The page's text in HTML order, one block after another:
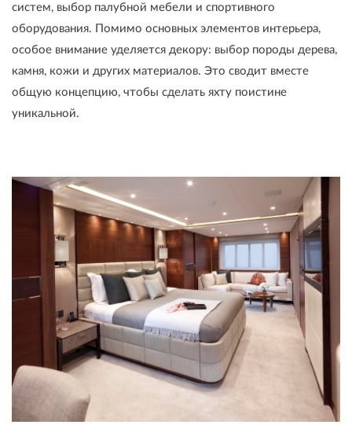
систем, выбор палубной мебели и спортивного
оборудования. Помимо основных элементов интерьера,
особое внимание уделяется декору: выбор породы дерева,
камня, кожи и других материалов. Это сводит вместе
общую концепцию, чтобы сделать яхту поистине
уникальной.